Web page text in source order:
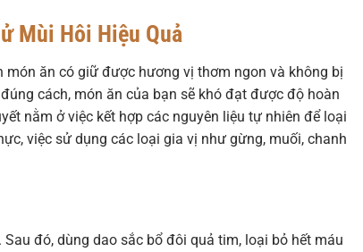
Mùi Hôi Hiệu Quả
ăn có giữ được hương vị thơm ngon và không bị
cách, món ăn của bạn sẽ khó đạt được độ hoàn
nằm ở việc kết hợp các nguyên liệu tự nhiên để loại
việc sử dụng các loại gia vị như gừng, muối, chanh
đó, dùng dao sắc bổ đôi quả tim, loại bỏ hết máu